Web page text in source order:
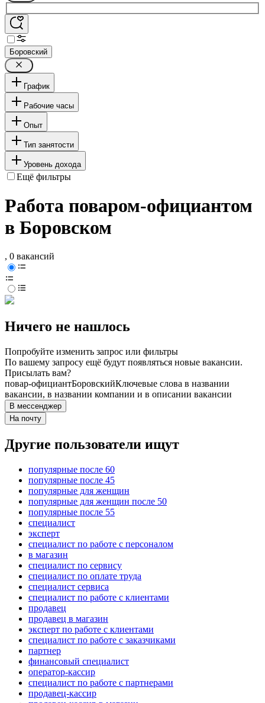
Боровский
График
Рабочие часы
Опыт
Тип занятости
Уровень дохода
Ещё фильтры
Работа поваром-официантом
в Боровском
, 0 вакансий
Ничего не нашлось
Попробуйте изменить запрос или фильтры
По вашему запросу ещё будут появляться новые вакансии.
Присылать вам?
повар-официантБоровскийКлючевые слова в названии
вакансии, в названии компании и в описании вакансии
В мессенджер
На почту
Другие пользователи ищут
популярные после 60
популярные после 45
популярные для женщин
популярные для женщин после 50
популярные после 55
специалист
эксперт
специалист по работе с персоналом
в магазин
специалист по сервису
специалист по оплате труда
специалист сервиса
специалист по работе с клиентами
продавец
продавец в магазин
эксперт по работе с клиентами
специалист по работе с заказчиками
партнер
финансовый специалист
оператор-кассир
специалист по работе с партнерами
продавец-кассир